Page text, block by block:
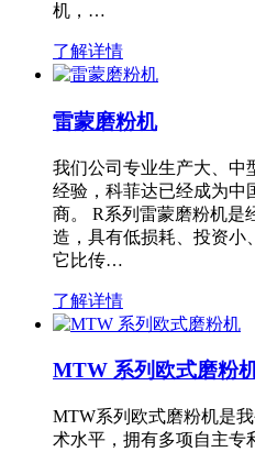
机，…
了解详情
雷蒙磨粉机
我们公司专业生产大、中
经验，科菲达已经成为中
商。 R系列雷蒙磨粉机是
造，具有低损耗、投资小
它比传…
了解详情
MTW 系列欧式磨粉
MTW系列欧式磨粉机是
术水平，拥有多项自主